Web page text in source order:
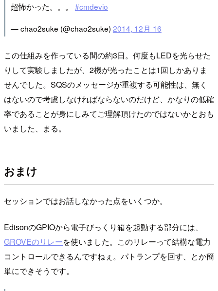
超怖かった。。。 #cmdevio
— chao2suke (@chao2suke) 2014, 12月 16
この仕組みを作っている間の約3日。何度もLEDを光らせた
りして実験しましたが、2機が光ったことは1回しかありま
せんでした。SQSのメッセージが重複する可能性は、無く
はないので考慮しなければならないのだけど、かなりの低確
率であることが身にしみてご理解頂けたのではないかとおも
いました、まる。
おまけ
セッションではお話しなかった点をいくつか。
EdisonのGPIOから電子びっくり箱を起動する部分には、
GROVEのリレーを使いました。このリレーって結構な電力
コントロールできるんですねぇ。パトランプを回す、とか簡
単にできそうです。